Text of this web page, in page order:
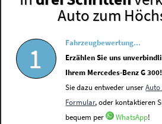
Auto zum
1
Fahrzeugbewertung...
Erzählen Sie uns
Ihrem Mercedes-Benz G 300!
Sie dazu entweder unserAuto
Formular, oder kontaktieren
bequem per
WhatsApp!